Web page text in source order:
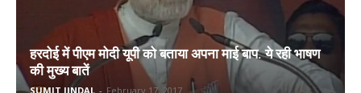
हरदोई में पीएम मोदी यूपी को बताया अपना माई बाप. ये रही भाषण
की मुख्य बातें
SUMIT JINDAL - February 17, 2017